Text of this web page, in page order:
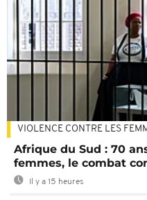
VIOLENCE CONTRE LES
Afrique du Sud : 70
femmes, le combat
Il y a 15 heures